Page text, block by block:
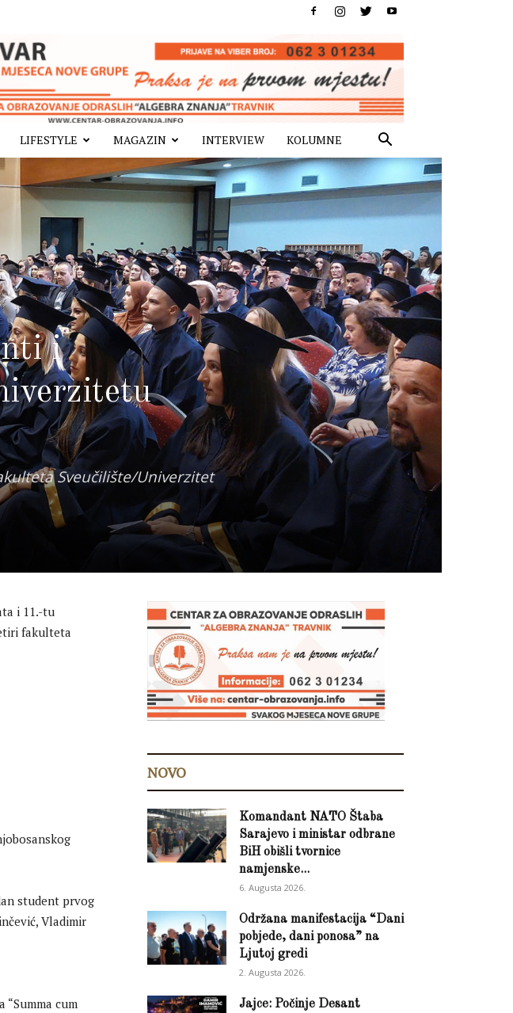
LIFESTYLE MAGAZIN INTERVIEW KOLUMNE
i
Sveučilište/Univerzitet
i 11.-tu
fakulteta
student prvog
Vladimir
cum
NOVO
Komandant NATO Štaba
Sarajevo i ministar odbrane
BiH obišli tvornice
namjenske...
6. Augusta 2026.
Održana manifestacija “Dani
pobjede, dani ponosa” na
Ljutoj gredi
2. Augusta 2026.
Jajce: Počinje Desant